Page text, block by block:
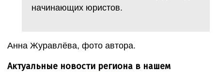
начинающих юристов.
Анна Журавлёва, фото автора.
Актуальные новости региона в нашем